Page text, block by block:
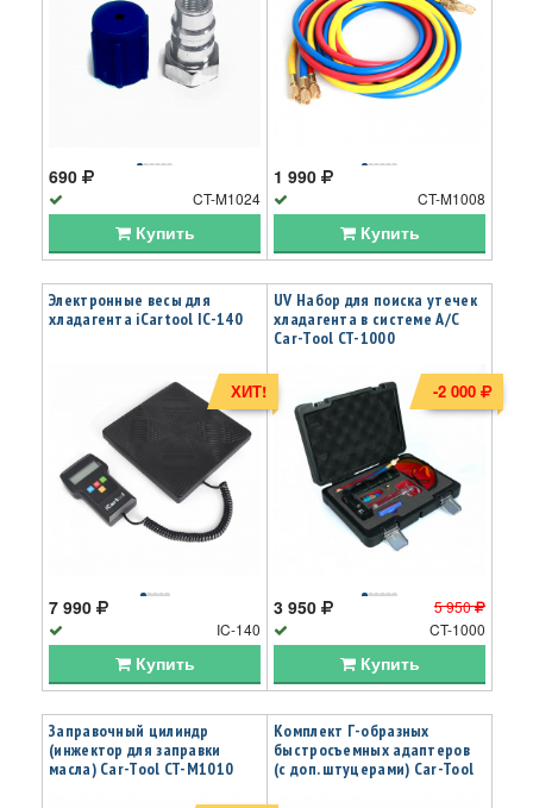
690
CT-M1024
Купить
1 990
CT-M1008
Купить
Электронные весы для
хладагента iCartool IC-140
7 990
IC-140
Купить
ХИТ!
UV Набор для поиска утечек
хладагента в системе А/С
Car-Tool CT-1000
5 950
3 950
CT-1000
Купить
-2 000
Заправочный цилиндр
(инжектор для заправки
масла) Car-Tool CT-M1010
Комплект Г-образных
быстросъемных адаптеров
(с доп. штуцерами) Car-Tool